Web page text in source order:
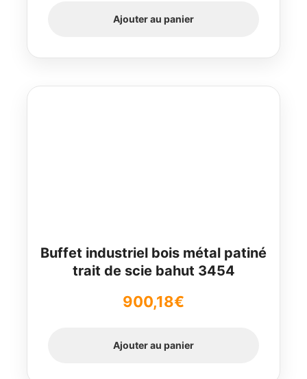
Ajouter au panier
Buffet industriel bois métal patiné
trait de scie bahut 3454
900,18€
Ajouter au panier